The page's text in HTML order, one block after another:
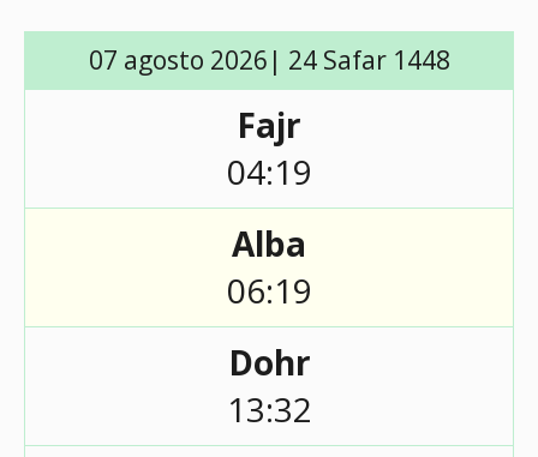
07 agosto 2026| 24 Safar 1448
Fajr
04:19
Alba
06:19
Dohr
13:32